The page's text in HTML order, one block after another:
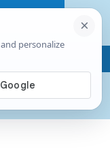
se na Poslovni
EURmjesečno